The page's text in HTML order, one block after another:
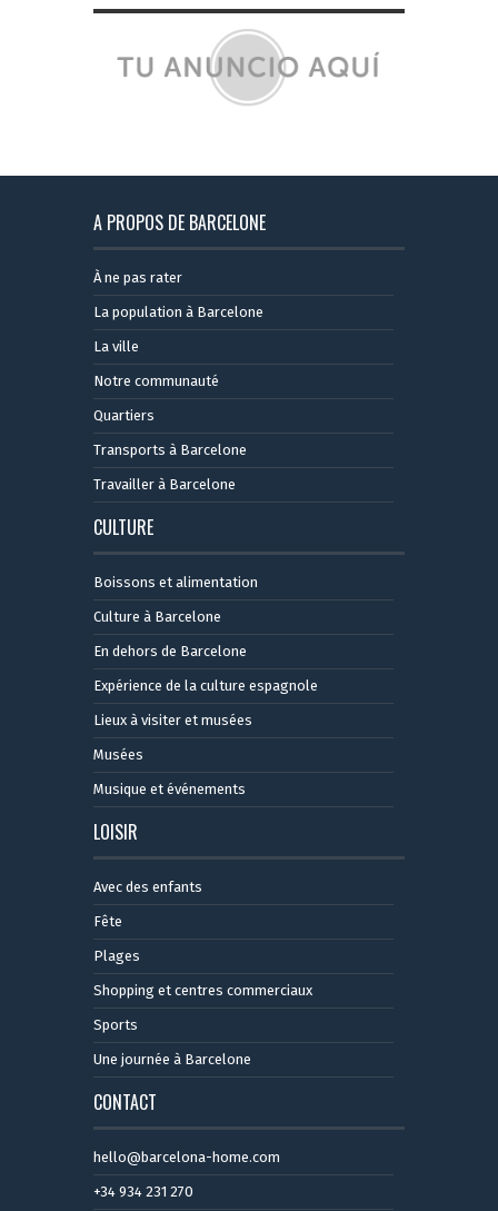
A PROPOS DE BARCELONE
À ne pas rater
La population à Barcelone
La ville
Notre communauté
Quartiers
Transports à Barcelone
Travailler à Barcelone
CULTURE
Boissons et alimentation
Culture à Barcelone
En dehors de Barcelone
Expérience de la culture espagnole
Lieux à visiter et musées
Musées
Musique et événements
LOISIR
Avec des enfants
Fête
Plages
Shopping et centres commerciaux
Sports
Une journée à Barcelone
CONTACT
hello@barcelona-home.com
+34 934 231 270